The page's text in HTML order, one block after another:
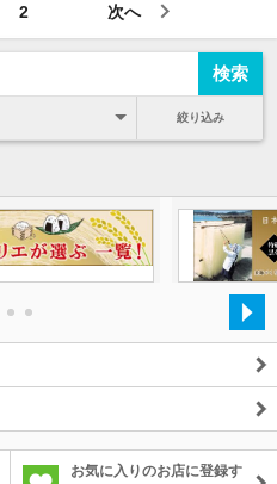
次へ
2
絞り込み
お気に入りのお店に登録す